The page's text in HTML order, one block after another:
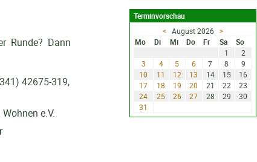
Runde? Dann
42675-319,
e.V.
Terminvorschau
< August 2026 >
Mo
Di Mi Do Fr Sa
So
1
2
3
4 5 6 7 8
9
10
11 12 13 14 15
16
17
18 19 20 21 22
23
24
25 26 27 28 29
30
31